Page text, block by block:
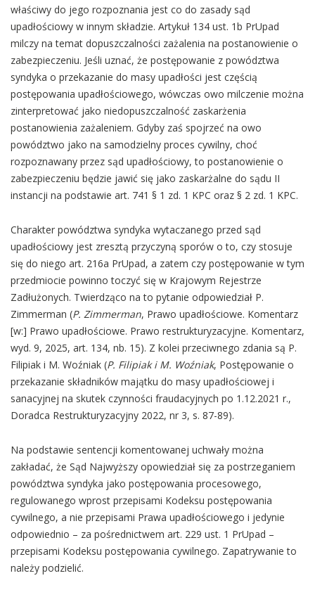
właściwy do jego rozpoznania jest co do zasady sąd
upadłościowy w innym składzie. Artykuł 134 ust. 1b PrUpad
milczy na temat dopuszczalności zażalenia na postanowienie o
zabezpieczeniu. Jeśli uznać, że postępowanie z powództwa
syndyka o przekazanie do masy upadłości jest częścią
postępowania upadłościowego, wówczas owo milczenie można
zinterpretować jako niedopuszczalność zaskarżenia
postanowienia zażaleniem. Gdyby zaś spojrzeć na owo
powództwo jako na samodzielny proces cywilny, choć
rozpoznawany przez sąd upadłościowy, to postanowienie o
zabezpieczeniu będzie jawić się jako zaskarżalne do sądu II
instancji na podstawie art. 741 § 1 zd. 1 KPC oraz § 2 zd. 1 KPC.
Charakter powództwa syndyka wytaczanego przed sąd
upadłościowy jest zresztą przyczyną sporów o to, czy stosuje
się do niego art. 216a PrUpad, a zatem czy postępowanie w tym
przedmiocie powinno toczyć się w Krajowym Rejestrze
Zadłużonych. Twierdząco na to pytanie odpowiedział P.
Zimmerman (P. Zimmerman, Prawo upadłościowe. Komentarz
[w:] Prawo upadłościowe. Prawo restrukturyzacyjne. Komentarz,
wyd. 9, 2025, art. 134, nb. 15). Z kolei przeciwnego zdania są P.
Filipiak i M. Woźniak (P. Filipiak i M. Woźniak, Postępowanie o
przekazanie składników majątku do masy upadłościowej i
sanacyjnej na skutek czynności fraudacyjnych po 1.12.2021 r.,
Doradca Restrukturyzacyjny 2022, nr 3, s. 87-89).
Na podstawie sentencji komentowanej uchwały można
zakładać, że Sąd Najwyższy opowiedział się za postrzeganiem
powództwa syndyka jako postępowania procesowego,
regulowanego wprost przepisami Kodeksu postępowania
cywilnego, a nie przepisami Prawa upadłościowego i jedynie
odpowiednio – za pośrednictwem art. 229 ust. 1 PrUpad –
przepisami Kodeksu postępowania cywilnego. Zapatrywanie to
należy podzielić.